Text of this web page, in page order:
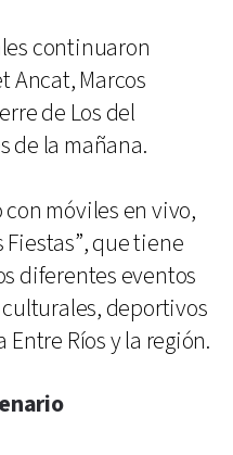
continuaron
Ancat, Marcos
de Los del
de la mañana.
móviles en vivo,
Fiestas”, que tiene
diferentes eventos
deportivos
Ríos y la región.